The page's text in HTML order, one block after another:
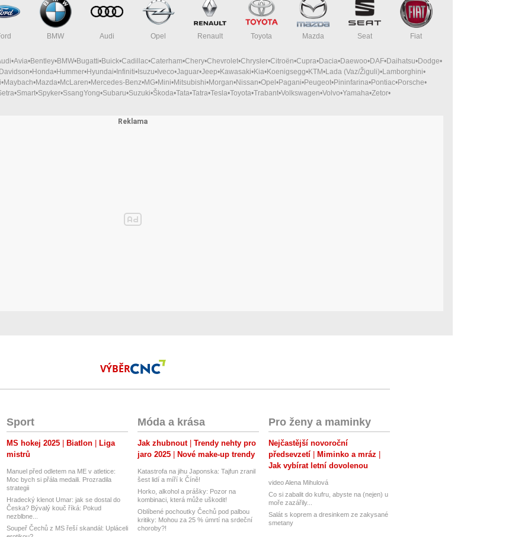
BMW Audi Opel Renault Toyota Mazda Seat Fiat
Avia Bentley BMW Bugatti Buick Cadillac Caterham Chery Chevrolet Chrysler Citroën Cupra Dacia Daewoo DAF Daihatsu Dodge
Honda Hummer Hyundai Infiniti Isuzu Iveco Jaguar Jeep Kawasaki Kia Koenigsegg KTM Lada (Vaz/Žiguli) Lamborghini
Maybach Mazda McLaren Mercedes-Benz MG Mini Mitsubishi Morgan Nissan Opel Pagani Peugeot Pininfarina Pontiac Porsche
Smart Spyker SsangYong Subaru Suzuki Škoda Tata Tatra Tesla Toyota Trabant Volkswagen Volvo Yamaha Zetor
VÝBĚR
Sport
MS hokej 2025 Biatlon
Liga
mistrů
Manuel před odletem na ME v atletice:
Moc bych si přála medaili. Prozradila
strategii
Hradecký klenot Umar: jak se dostal do
Česka? Bývalý kouč říká: Pokud
nezblbne...
Soupeř Čechů z MS řeší skandál: Upláceli
Móda a krása
Jak zhubnout
Trendy nehty pro
jaro 2025
Nové make-up trendy
Katastrofa na jihu Japonska: Tajfun zranil
šest lidí a míří k Číně!
Horko, alkohol a prášky: Pozor na
kombinaci, která může uškodit!
Oblíbené pochoutky Čechů pod palbou
kritiky: Mohou za 25 % úmrtí na srdeční
choroby?!
Pro ženy a maminky
Nejčastější novoroční
předsevzetí
Miminko a mráz
Jak vybírat letní dovolenou
video Alena Mihulová
Co si zabalit do kufru, abyste na (nejen) u
moře zazářily...
Salát s koprem a dresinkem ze zakysané
smetany